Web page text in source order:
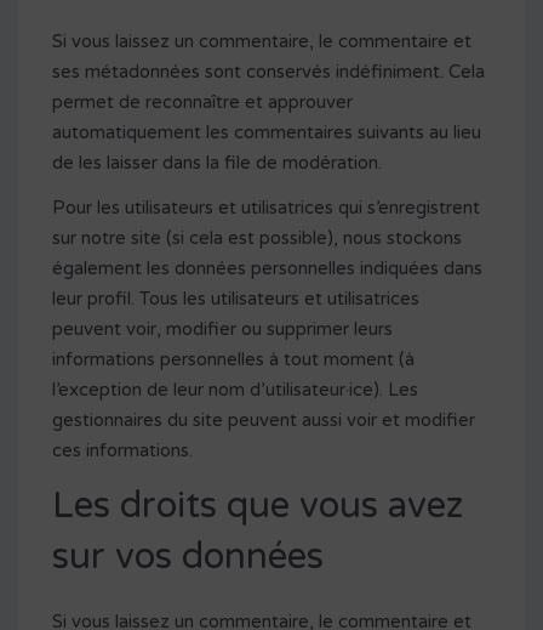
Si vous laissez un commentaire, le commentaire et
ses métadonnées sont conservés indéfiniment. Cela
permet de reconnaître et approuver
automatiquement les commentaires suivants au lieu
de les laisser dans la file de modération.
Pour les utilisateurs et utilisatrices qui s’enregistrent
sur notre site (si cela est possible), nous stockons
également les données personnelles indiquées dans
leur profil. Tous les utilisateurs et utilisatrices
peuvent voir, modifier ou supprimer leurs
informations personnelles à tout moment (à
l’exception de leur nom d’utilisateur·ice). Les
gestionnaires du site peuvent aussi voir et modifier
ces informations.
Les droits que vous avez
sur vos données
Si vous laissez un commentaire, le commentaire et